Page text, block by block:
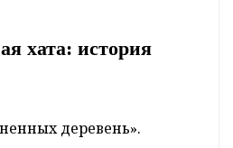
хата: история
деревень».